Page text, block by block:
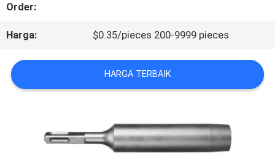
KUALITAS
HUBUNGI
Order:
Harga: $0.35/pieces 200-9999 pieces
HARGA TERBAIK